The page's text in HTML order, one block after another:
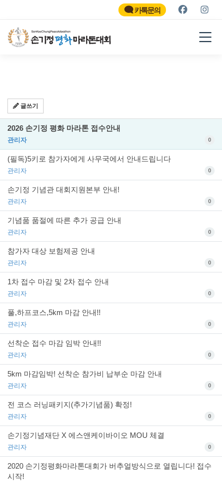
카톡문의
MARATHON
2026
글쓰기
2026 손기정 평화 마라톤 접수안내
관리자 0
(필독)5키로 참가자에게 사무국에서 안내드립니다
관리자 0
손기정 기념관 대회지원본부 안내!
관리자 0
기념품 품절에 따른 추가 공급 안내
관리자 0
참가자 대상 보험제공 안내
관리자 0
1차 접수 마감 및 2차 접수 안내
관리자 0
풀,하프코스,5km 마감 안내!!
관리자 0
선착순 접수 마감 임박 안내!!
관리자 0
5km 마감임박! 선착순 참가비 납부순 마감 안내
관리자 0
전 코스 러닝패키지(추가기념품) 확정!
관리자 0
손기정기념재단 X 에스앤케이바이오 MOU 체결
관리자 0
2020 손기정평화마라톤대회가 버추얼방식으로 열립니다! 접수
시작!